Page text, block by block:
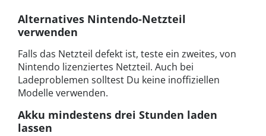
Alternatives Nintendo-Netzteil
verwenden
Falls das Netzteil defekt ist, teste ein zweites, von
Nintendo lizenziertes Netzteil. Auch bei
Ladeproblemen solltest Du keine inoffiziellen
Modelle verwenden.
Akku mindestens drei Stunden laden
lassen